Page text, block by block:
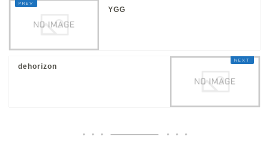
YGG
dehorizon